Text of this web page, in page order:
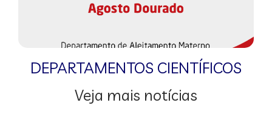
DEPARTAMENTOS CIENTÍFICOS
Veja mais notícias